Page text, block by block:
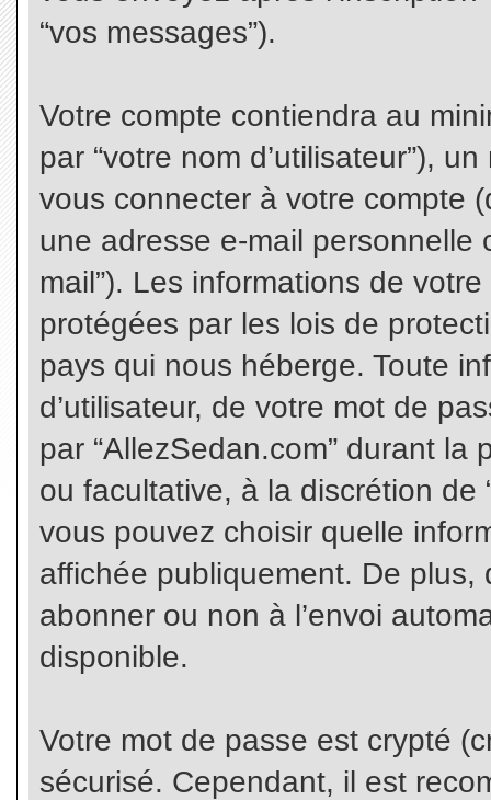
“vos messages”).
Votre compte contiendra au
par “votre nom d’utilisateur”),
vous connecter à votre compte
une adresse e-mail personnelle
mail”). Les informations de
protégées par les lois de
pays qui nous héberge. Toute
d’utilisateur, de votre mot de
par “AllezSedan.com” durant la
ou facultative, à la discrétion de
vous pouvez choisir quelle
affichée publiquement. De plus,
abonner ou non à l’envoi
disponible.
Votre mot de passe est crypté
sécurisé. Cependant, il est